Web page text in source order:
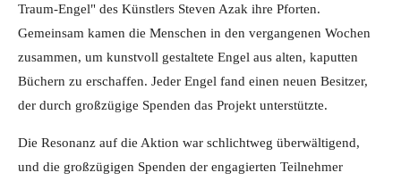
Traum-Engel" des Künstlers Steven Azak ihre Pforten.
Gemeinsam kamen die Menschen in den vergangenen Wochen
zusammen, um kunstvoll gestaltete Engel aus alten, kaputten
Büchern zu erschaffen. Jeder Engel fand einen neuen Besitzer,
der durch großzügige Spenden das Projekt unterstützte.
Die Resonanz auf die Aktion war schlichtweg überwältigend,
und die großzügigen Spenden der engagierten Teilnehmer